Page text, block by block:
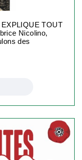
TOUT
Nicolino,
des